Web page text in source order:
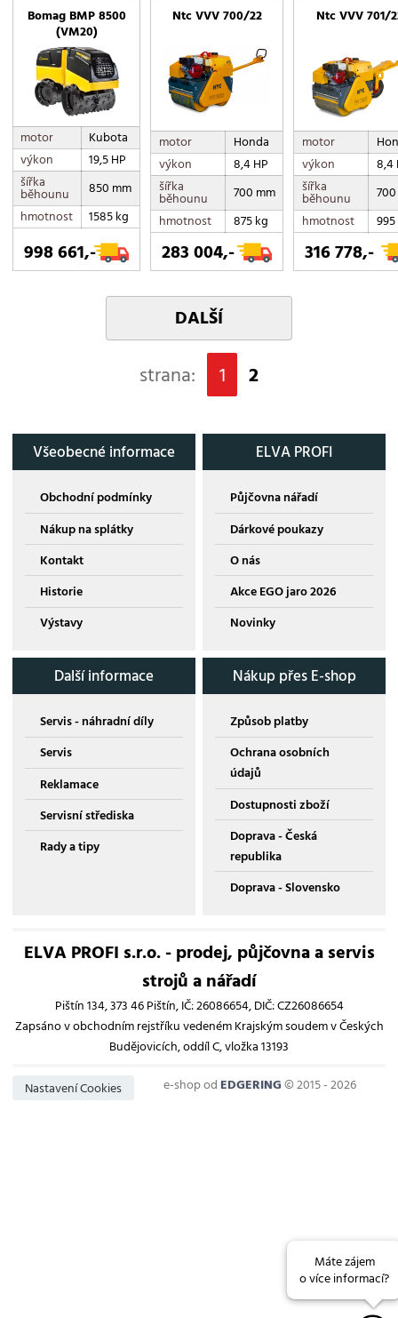
Bomag BMP 8500
(VM20)
motor
Kubota
výkon
19,5 HP
šířka
běhounu
850 mm
hmotnost
1585 kg
998 661,-
Ntc VVV 700/22
motor
Honda
výkon
8,4 HP
šířka
běhounu
700 mm
hmotnost
875 kg
283 004,-
Ntc VVV 701/
motor
výkon
8,4
šířka
běhounu
hmotnost
316 778,-
DALŠÍ
strana: 1 2
Všeobecné informace
Obchodní podmínky
Nákup na splátky
Kontakt
Historie
Výstavy
ELVA PROFI
Půjčovna nářadí
Dárkové poukazy
O nás
Akce EGO jaro 2026
Novinky
Další informace
Servis - náhradní díly
Servis
Reklamace
Servisní střediska
Rady a tipy
Nákup přes E-shop
Způsob platby
Ochrana osobních
údajů
Dostupnosti zboží
Doprava - Česká
republika
Doprava - Slovensko
ELVA PROFI s.r.o. - prodej, půjčovna a servis
strojů a nářadí
Pištín 134, 373 46 Pištín, IČ: 26086654, DIČ: CZ26086654
Zapsáno v obchodním rejstříku vedeném Krajským soudem v Českých
Budějovicích, oddíl C, vložka 13193
Nastavení Cookies e-shop odEDGERING© 2015 - 2026
Máte zájem
o více informací?